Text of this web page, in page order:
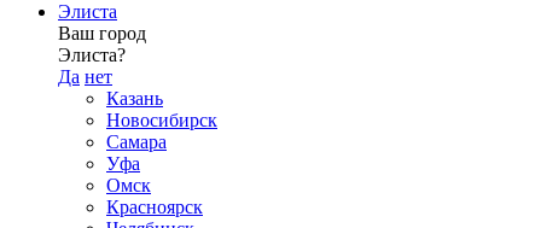
Элиста
Ваш город
Элиста?
Да нет
Казань
Новосибирск
Самара
Уфа
Омск
Красноярск